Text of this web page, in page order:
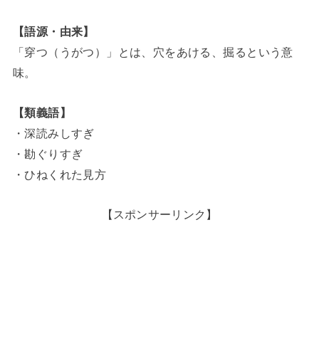
【語源・由来】
「穿つ（うがつ）」とは、穴をあける、掘るという意
味。
【類義語】
・深読みしすぎ
・勘ぐりすぎ
・ひねくれた見方
【スポンサーリンク】